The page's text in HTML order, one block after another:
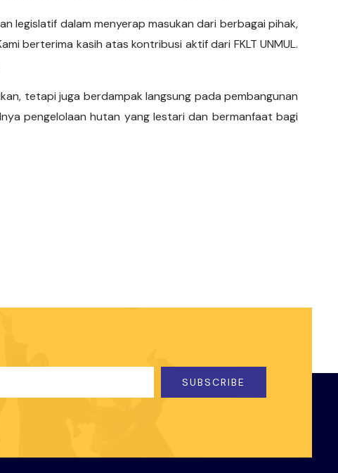
legislatif dalam menyerap masukan dari berbagai pihak,
berterima kasih atas kontribusi aktif dari FKLT UNMUL.
tetapi juga berdampak langsung pada pembangunan
pengelolaan hutan yang lestari dan bermanfaat bagi
SUBSCRIBE